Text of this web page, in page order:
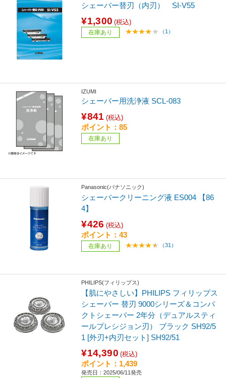
シェーバー替刃（内刃） SI-V55
¥1,300 (税込)
在庫あり （1）
IZUMI
シェーバー用洗浄液 SCL-083
¥841 (税込)
ポイント：85
在庫あり
Panasonic(パナソニック)
シェーバークリーニング液 ES004 【86
4】
¥426 (税込)
ポイント：43
在庫あり （31）
PHILIPS(フィリップス)
【肌にやさしい】PHILIPS フィリップス
シェーバー 替刃 9000シリーズ＆コンパ
クトシェーバー 2年分（デュアルスティ
ールプレシジョン刃） ブラック SH92/5
1 [外刃+内刃セット] SH92/51
¥14,390 (税込)
ポイント：1,439
発売日：2025/06/11発売